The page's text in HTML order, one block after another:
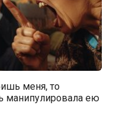
меня, то
манипулировала ею